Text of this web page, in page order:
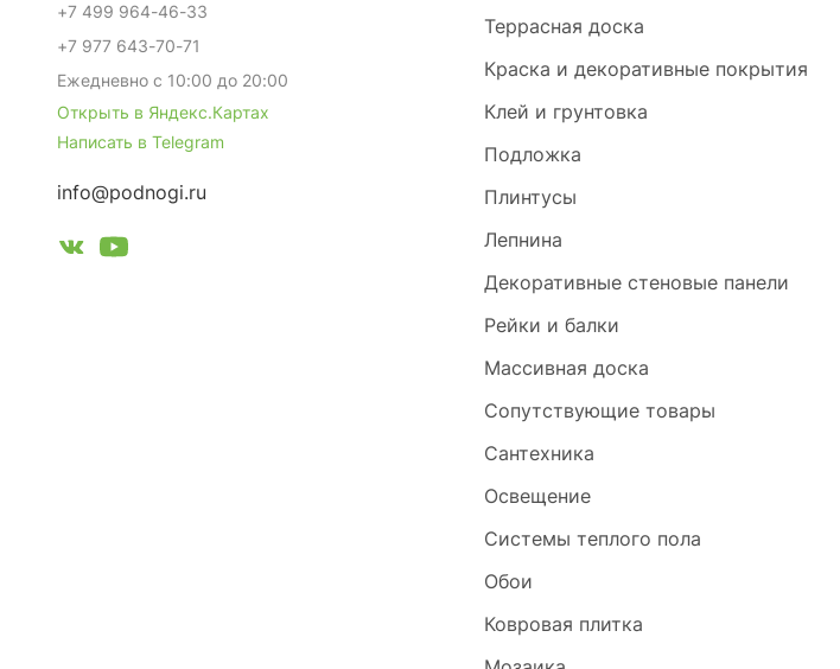
Террасная доска
Краска и декоративные покрытия
Клей и грунтовка
Подложка
Плинтусы
Лепнина
Декоративные стеновые панели
Рейки и балки
Массивная доска
Сопутствующие товары
Сантехника
Освещение
Системы теплого пола
Обои
Ковровая плитка
+7 499 964-46-33
+7 977 643-70-71
Ежедневно с 10:00 до 20:00
Открыть в Яндекс.Картах
Написать в Telegram
info@podnogi.ru